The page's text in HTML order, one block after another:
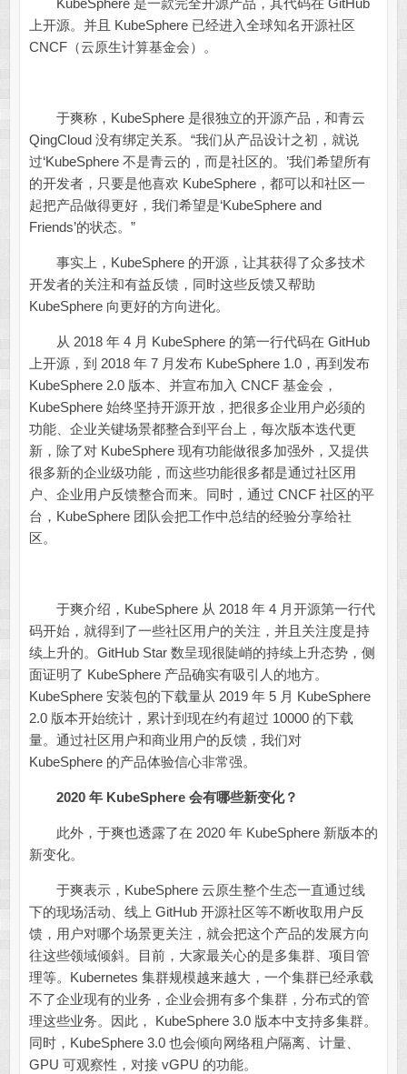
KubeSphere 是一款完全开源产品，其代码在 GitHub
上开源。并且 KubeSphere 已经进入全球知名开源社区
CNCF（云原生计算基金会）。
于爽称，KubeSphere 是很独立的开源产品，和青云
QingCloud 没有绑定关系。“我们从产品设计之初，就说
过‘KubeSphere 不是青云的，而是社区的。’我们希望所有
的开发者，只要是他喜欢 KubeSphere，都可以和社区一
起把产品做得更好，我们希望是‘KubeSphere and
Friends’的状态。”
事实上，KubeSphere 的开源，让其获得了众多技术
开发者的关注和有益反馈，同时这些反馈又帮助
KubeSphere 向更好的方向进化。
从 2018 年 4 月 KubeSphere 的第一行代码在 GitHub
上开源，到 2018 年 7 月发布 KubeSphere 1.0，再到发布
KubeSphere 2.0 版本、并宣布加入 CNCF 基金会，
KubeSphere 始终坚持开源开放，把很多企业用户必须的
功能、企业关键场景都整合到平台上，每次版本迭代更
新，除了对 KubeSphere 现有功能做很多加强外，又提供
很多新的企业级功能，而这些功能很多都是通过社区用
户、企业用户反馈整合而来。同时，通过 CNCF 社区的平
台，KubeSphere 团队会把工作中总结的经验分享给社
区。
于爽介绍，KubeSphere 从 2018 年 4 月开源第一行代
码开始，就得到了一些社区用户的关注，并且关注度是持
续上升的。GitHub Star 数呈现很陡峭的持续上升态势，侧
面证明了 KubeSphere 产品确实有吸引人的地方。
KubeSphere 安装包的下载量从 2019 年 5 月 KubeSphere
2.0 版本开始统计，累计到现在约有超过 10000 的下载
量。通过社区用户和商业用户的反馈，我们对
KubeSphere 的产品体验信心非常强。
2020 年 KubeSphere 会有哪些新变化？
此外，于爽也透露了在 2020 年 KubeSphere 新版本的
新变化。
于爽表示，KubeSphere 云原生整个生态一直通过线
下的现场活动、线上 GitHub 开源社区等不断收取用户反
馈，用户对哪个场景更关注，就会把这个产品的发展方向
往这些领域倾斜。目前，大家最关心的是多集群、项目管
理等。Kubernetes 集群规模越来越大，一个集群已经承载
不了企业现有的业务，企业会拥有多个集群，分布式的管
理这些业务。因此， KubeSphere 3.0 版本中支持多集群。
同时，KubeSphere 3.0 也会倾向网络租户隔离、计量、
GPU 可观察性，对接 vGPU 的功能。